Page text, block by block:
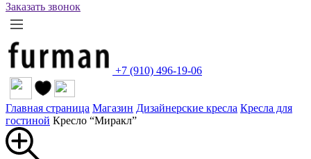
Заказать звонок
+7 (910) 496-19-06
Главная страница Магазин Дизайнерские кресла Кресла для
гостиной Кресло “Миракл”